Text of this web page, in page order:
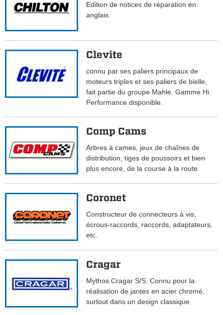
Edition de notices de réparation en
anglais.
Clevite
connu par ses paliers principaux de
moteurs triples et ses paliers de bielle,
fait partie du groupe Mahle. Gamme Hi
Performance disponible.
Comp Cams
Arbres à cames, jeux de chaînes de
distribution, tiges de poussoirs et bien
plus encore, de la course à la route.
Coronet
Constructeur de connecteurs à vis,
écrous-raccords, raccords, adaptateurs,
etc.
Cragar
Mythos Cragar S/S. Connu pour la
réalisation de jantes en acier chromé,
surtout dans un design classique.